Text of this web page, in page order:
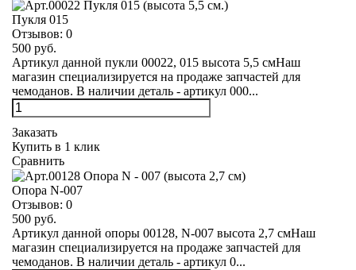
Пукля 015
Отзывов: 0
500 руб.
Артикул данной пукли 00022, 015 высота 5,5 смНаш
магазин специализируется на продаже запчастей для
чемоданов. В наличии деталь - артикул 000...
Заказать
Купить в 1 клик
Сравнить
Опора N-007
Отзывов: 0
500 руб.
Артикул данной опоры 00128, N-007 высота 2,7 смНаш
магазин специализируется на продаже запчастей для
чемоданов. В наличии деталь - артикул 0...